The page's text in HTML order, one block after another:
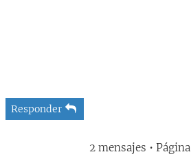
Responder
2 mensajes • Página